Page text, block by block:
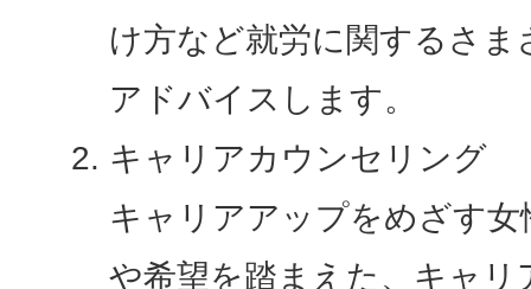
け方など就労に関するさ
アドバイスします。
キャリアカウンセリング
キャリアアップをめざす
や希望を踏まえた、キャ